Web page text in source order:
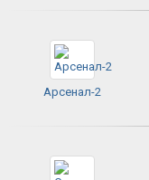
Арсенал-2